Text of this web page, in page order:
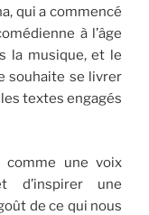
qui a commencé
à l’âge
la musique, et le
souhaite se livrer
textes engagés
comme une voix
d’inspirer une
de ce qui nous